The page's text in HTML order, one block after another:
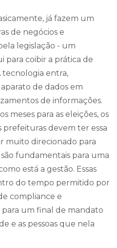
já fazem um
de negócios e
legislação - um
para coibir a prática de
tecnologia entra,
de dados em
de informações.
meses para as eleições, os
prefeituras devem ter essa
muito direcionado para
são fundamentais para uma
está a gestão. Essas
do tempo permitido por
compliance e
um final de mandato
e as pessoas que nela